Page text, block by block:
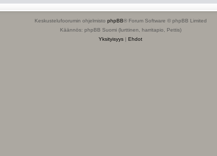
Keskustelufoorumin ohjelmisto phpBB® Forum Software © phpBB Limited
Käännös: phpBB Suomi (lurttinen, harritapio, Pettis)
Yksityisyys | Ehdot